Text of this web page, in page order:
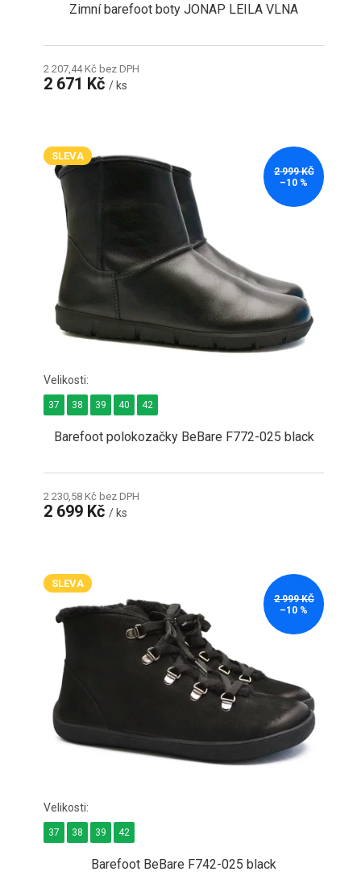
Zimní barefoot boty JONAP LEILA VLNA
2 207,44 Kč bez DPH
2 671 Kč/ ks
SLEVA
2 999 KČ
–10 %
Barefoot polokozačky BeBare F772-025 black
2 230,58 Kč bez DPH
2 699 Kč/ ks
37 38 39 40 42
SLEVA
2 999 KČ
–10 %
Barefoot BeBare F742-025 black
37 38 39 42